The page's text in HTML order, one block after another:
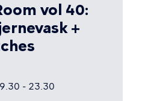
vol 40:
+
- 23.30